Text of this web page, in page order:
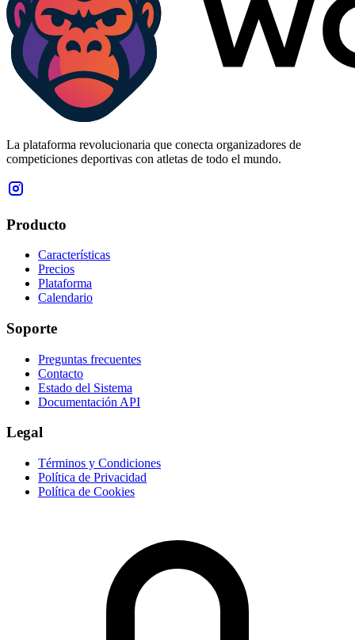
La plataforma revolucionaria que conecta organizadores de
competiciones deportivas con atletas de todo el mundo.
Producto
Características
Precios
Plataforma
Calendario
Soporte
Preguntas frecuentes
Contacto
Estado del Sistema
Documentación API
Legal
Términos y Condiciones
Política de Privacidad
Política de Cookies